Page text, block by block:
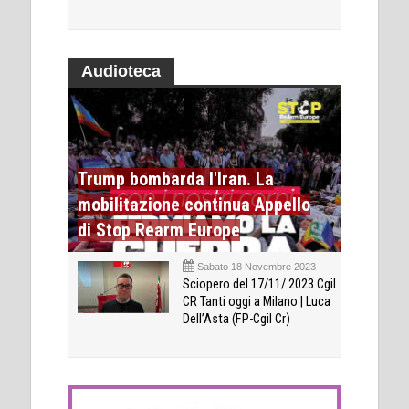
Audioteca
Trump bombarda l'Iran. La
mobilitazione continua Appello
di Stop Rearm Europe
Sabato 18 Novembre 2023
Sciopero del 17/11/ 2023 Cgil
CR Tanti oggi a Milano | Luca
Dell’Asta (FP-Cgil Cr)